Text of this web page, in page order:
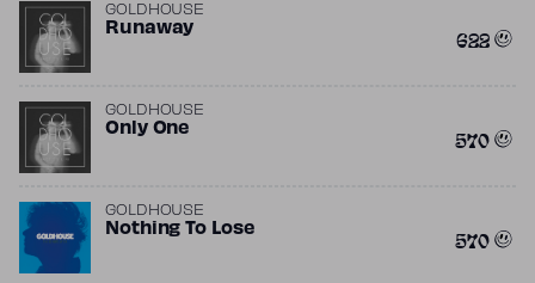
GOLDHOUSE
Runaway 622
GOLDHOUSE
Only One 570
GOLDHOUSE
Nothing To Lose 570